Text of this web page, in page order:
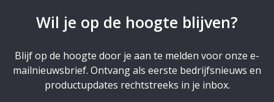
Wil je op de hoogte blijven?
Blijf op de hoogte door je aan te melden voor onze e-
mailnieuwsbrief. Ontvang als eerste bedrijfsnieuws en
productupdates rechtstreeks in je inbox.